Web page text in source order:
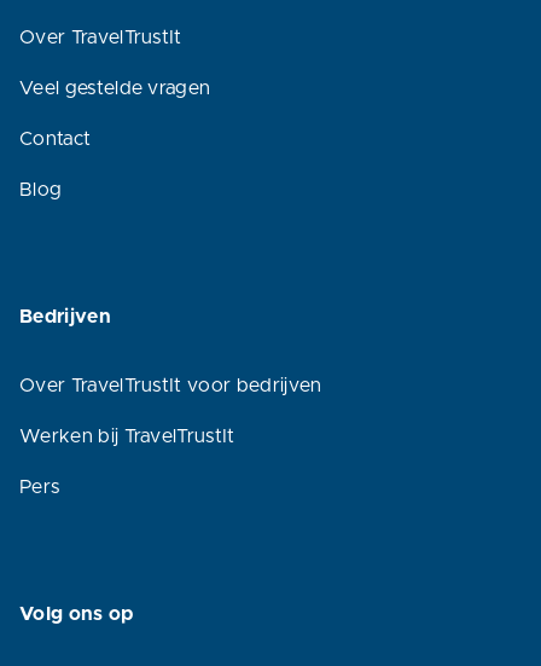
Over TravelTrustIt
Veel gestelde vragen
Contact
Blog
Bedrijven
Over TravelTrustIt voor bedrijven
Werken bij TravelTrustIt
Pers
Volg ons op